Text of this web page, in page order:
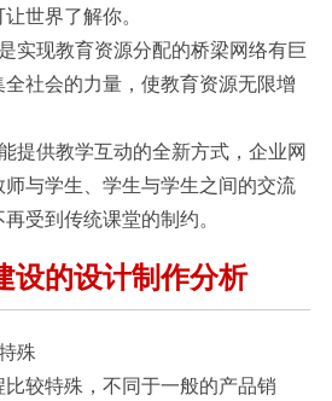
世界了解你。
实现教育资源分配的桥梁网络有巨
社会的力量，使教育资源无限增
提供教学互动的全新方式，企业网
与学生、学生与学生之间的交流
受到传统课堂的制约。
设的设计制作分析
殊
较特殊，不同于一般的产品销